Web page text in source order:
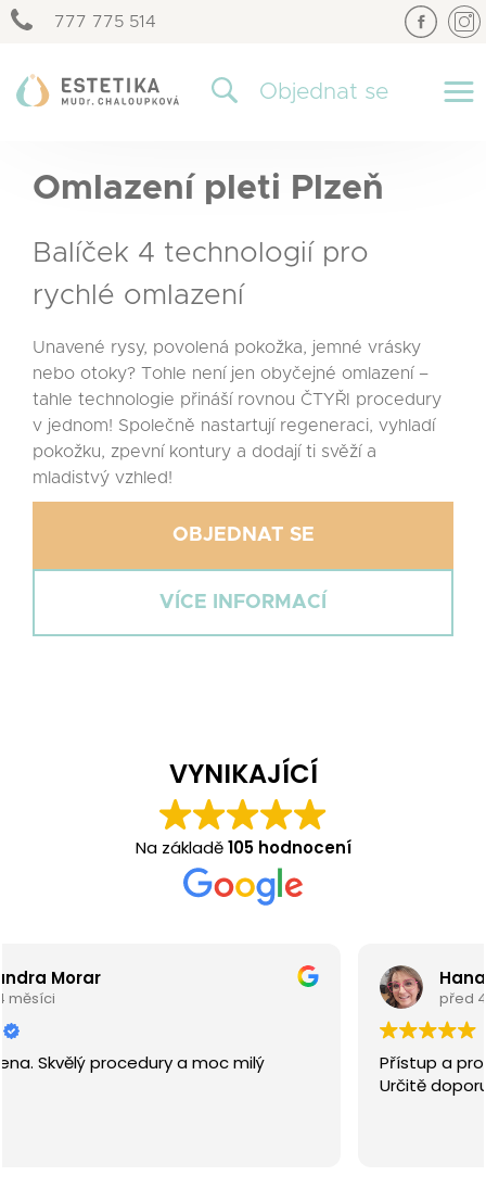
777 775 514
Objednat se
Omlazení pleti Plzeň
Balíček 4 technologií pro
rychlé omlazení
Unavené rysy, povolená pokožka, jemné vrásky
nebo otoky? Tohle není jen obyčejné omlazení –
tahle technologie přináší rovnou ČTYŘI procedury
v jednom! Společně nastartují regeneraci, vyhladí
pokožku, zpevní kontury a dodají ti svěží a
mladistvý vzhled!
OBJEDNAT SE
VÍCE INFORMACÍ
VYNIKAJÍCÍ
Na základě105 hodnocení
Hana Strajtova
Přístup a procedury jsou v naprostém topu.
×